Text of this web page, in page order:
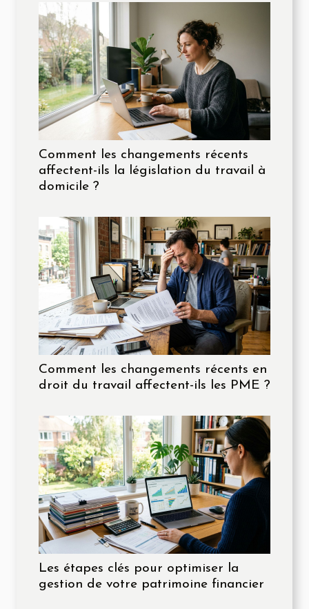
Comment les changements récents
affectent-ils la législation du travail à
domicile ?
Comment les changements récents en
droit du travail affectent-ils les PME ?
Les étapes clés pour optimiser la
gestion de votre patrimoine financier